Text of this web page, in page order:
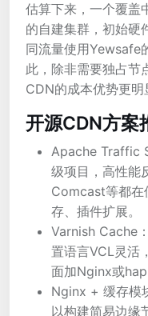
估算下来，一个覆盖
的自建集群，初始硬
同流量使用Yewsafe
此，除非需要独占节
CDN的成本优势更明
开源CDN方案
Apache Traffic
级项目，高性能
Comcast等都在
存、插件扩展。
Varnish Cache
置语言VCL灵活
面加Nginx或
Nginx + 缓存模
以构建简易边缘